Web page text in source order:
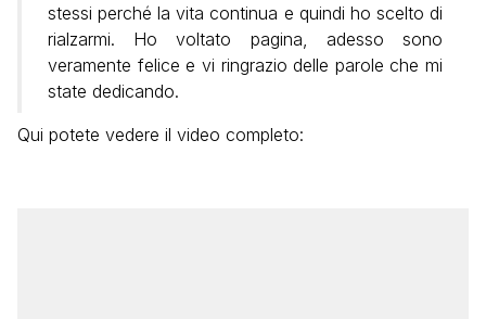
stessi perché la vita continua e quindi ho scelto di
rialzarmi. Ho voltato pagina, adesso sono
veramente felice e vi ringrazio delle parole che mi
state dedicando.
Qui potete vedere il video completo: